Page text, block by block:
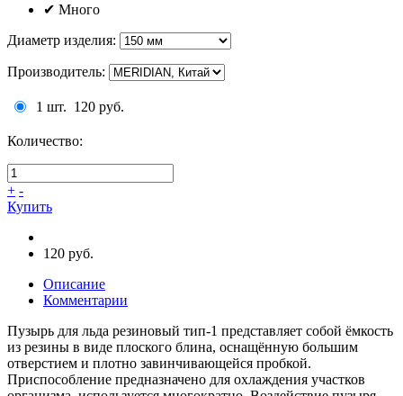
✔ Много
Диаметр изделия:
Производитель:
1 шт. 120 руб.
Количество:
+ -
Купить
120 руб.
Описание
Комментарии
Пузырь для льда резиновый тип-1 представляет собой ёмкость
из резины в виде плоского блина, оснащённую большим
отверстием и плотно завинчивающейся пробкой.
Приспособление предназначено для охлаждения участков